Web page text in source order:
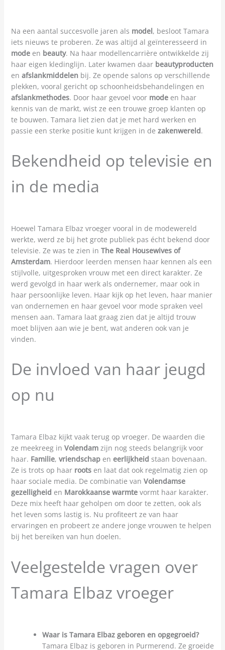
Na een aantal succesvolle jaren als model, besloot Tamara
iets nieuws te proberen. Ze was altijd al geïnteresseerd in
modeen beauty. Na haar modellencarrière ontwikkelde zij
haar eigen kledinglijn. Later kwamen daar beautyproducten
en afslankmiddelenbij. Ze opende salons op verschillende
plekken, vooral gericht op schoonheidsbehandelingen en
afslankmethodes. Door haar gevoel voor modeen haar
kennis van de markt, wist ze een trouwe groep klanten op
te bouwen. Tamara liet zien dat je met hard werken en
passie een sterke positie kunt krijgen in de zakenwereld.
Bekendheid op televisie en
in de media
Hoewel Tamara Elbaz vroeger vooral in de modewereld
werkte, werd ze bij het grote publiek pas écht bekend door
televisie. Ze was te zien in The Real Housewives of
Amsterdam. Hierdoor leerden mensen haar kennen als een
stijlvolle, uitgesproken vrouw met een direct karakter. Ze
werd gevolgd in haar werk als ondernemer, maar ook in
haar persoonlijke leven. Haar kijk op het leven, haar manier
van ondernemen en haar gevoel voor mode spraken veel
mensen aan. Tamara laat graag zien dat je altijd trouw
moet blijven aan wie je bent, wat anderen ook van je
vinden.
De invloed van haar jeugd
op nu
Tamara Elbaz kijkt vaak terug op vroeger. De waarden die
ze meekreeg in Volendamzijn nog steeds belangrijk voor
haar. Familie, vriendschapen eerlijkheid staan bovenaan.
Ze is trots op haar rootsen laat dat ook regelmatig zien op
haar sociale media. De combinatie van Volendamse
gezelligheid en Marokkaanse warmtevormt haar karakter.
Deze mix heeft haar geholpen om door te zetten, ook als
het leven soms lastig is. Nu profiteert ze van haar
ervaringen en probeert ze andere jonge vrouwen te helpen
bij het bereiken van hun doelen.
Veelgestelde vragen over
Tamara Elbaz vroeger
Waar is Tamara Elbaz geboren en opgegroeid?
Tamara Elbaz is geboren in Purmerend. Ze groeide